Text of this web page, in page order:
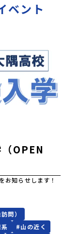
ベント
OPEN
お知らせします！
問）
#山の近く